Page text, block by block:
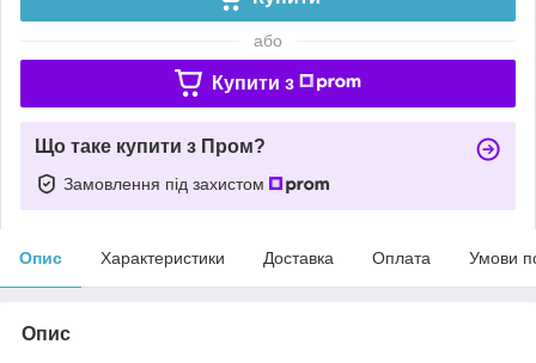
або
Купити з
Що таке купити з Пром?
Замовлення під захистом
Опис Характеристики Доставка Оплата Умови
Опис